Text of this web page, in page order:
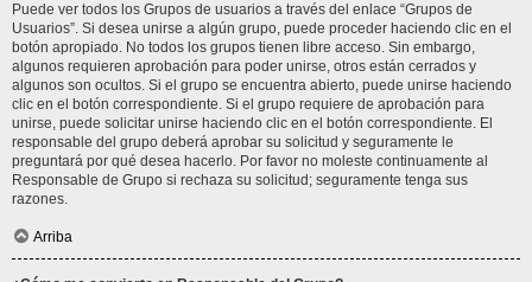
Puede ver todos los Grupos de usuarios a través del enlace “Grupos de
Usuarios”. Si desea unirse a algún grupo, puede proceder haciendo clic en el
botón apropiado. No todos los grupos tienen libre acceso. Sin embargo,
algunos requieren aprobación para poder unirse, otros están cerrados y
algunos son ocultos. Si el grupo se encuentra abierto, puede unirse haciendo
clic en el botón correspondiente. Si el grupo requiere de aprobación para
unirse, puede solicitar unirse haciendo clic en el botón correspondiente. El
responsable del grupo deberá aprobar su solicitud y seguramente le
preguntará por qué desea hacerlo. Por favor no moleste continuamente al
Responsable de Grupo si rechaza su solicitud; seguramente tenga sus
razones.
Arriba